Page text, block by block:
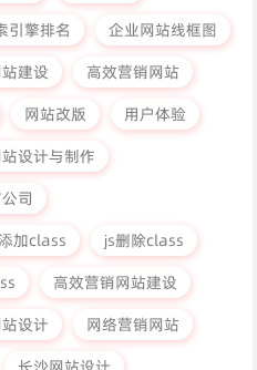
引擎排名
企业网站线框图
建设
高效营销网站
网站改版
用户体验
设计与制作
司
加class
js删除class
高效营销网站建设
设计
网络营销网站